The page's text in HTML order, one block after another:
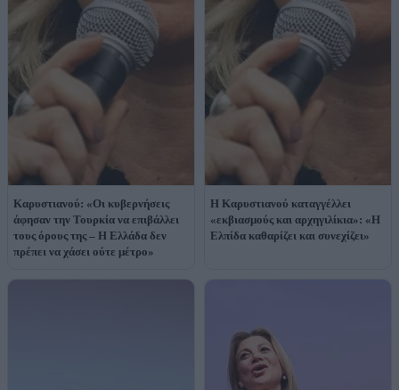
Καρυστιανού: «Οι κυβερνήσεις
άφησαν την Τουρκία να επιβάλλει
τους όρους της – Η Ελλάδα δεν
πρέπει να χάσει ούτε μέτρο»
Η Καρυστιανού καταγγέλλει
«εκβιασμούς και αρχηγιλίκια»: «Η
Ελπίδα καθαρίζει και συνεχίζει»